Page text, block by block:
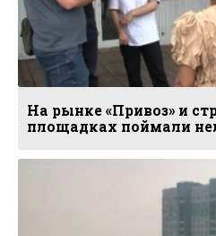
На рынке «Привоз» и
площадках поймали